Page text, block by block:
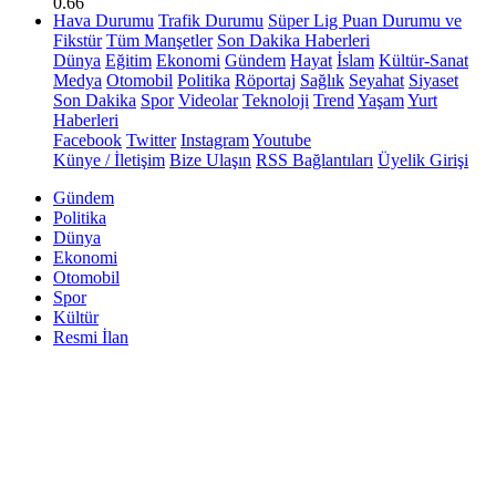
Hava Durumu Trafik Durumu Süper Lig Puan Durumu ve
Fikstür Tüm Manşetler Son Dakika Haberleri
Dünya Eğitim Ekonomi Gündem Hayat İslam Kültür-Sanat
Medya Otomobil Politika Röportaj Sağlık Seyahat Siyaset
Son Dakika Spor Videolar Teknoloji Trend YaşamYurt
Haberleri
Facebook Twitter InstagramYoutube
Künye / İletişim Bize Ulaşın RSS Bağlantıları Üyelik Girişi
Gündem
Politika
Dünya
Ekonomi
Otomobil
Spor
Kültür
Resmi İlan